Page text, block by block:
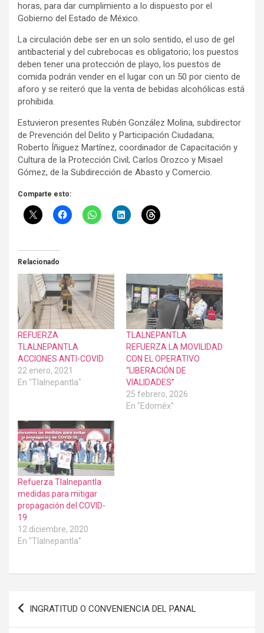
horas, para dar cumplimiento a lo dispuesto por el
Gobierno del Estado de México.
La circulación debe ser en un solo sentido, el uso de gel
antibacterial y del cubrebocas es obligatorio; los puestos
deben tener una protección de playo, los puestos de
comida podrán vender en el lugar con un 50 por ciento de
aforo y se reiteró que la venta de bebidas alcohólicas está
prohibida.
Estuvieron presentes Rubén González Molina, subdirector
de Prevención del Delito y Participación Ciudadana;
Roberto Íñiguez Martínez, coordinador de Capacitación y
Cultura de la Protección Civil; Carlos Orozco y Misael
Gómez, de la Subdirección de Abasto y Comercio.
Comparte esto:
Relacionado
REFUERZA
TLALNEPANTLA
ACCIONES ANTI-COVID
22 enero, 2021
En "Tlalnepantla"
TLALNEPANTLA
REFUERZA LA MOVILIDAD
CON EL OPERATIVO
“LIBERACIÓN DE
VIALIDADES”
25 febrero, 2026
En "Edoméx"
Refuerza Tlalnepantla
medidas para mitigar
propagación del COVID-
19
12 diciembre, 2020
En "Tlalnepantla"
Navegación
INGRATITUD O CONVENIENCIA DEL PANAL